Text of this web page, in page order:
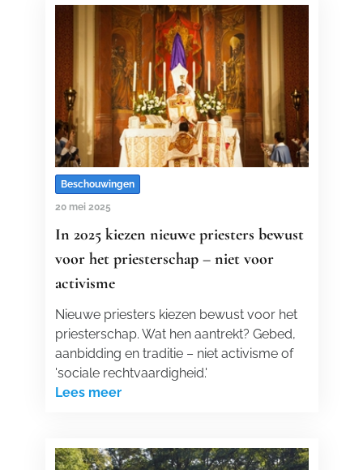
Beschouwingen
20 mei 2025
In 2025 kiezen nieuwe priesters bewust
voor het priesterschap – niet voor
activisme
Nieuwe priesters kiezen bewust voor het
priesterschap. Wat hen aantrekt? Gebed,
aanbidding en traditie – niet activisme of
'sociale rechtvaardigheid.'
Lees meer